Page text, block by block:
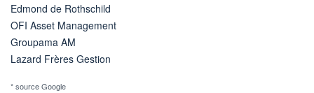
Edmond de Rothschild
OFI Asset Management
Groupama AM
Lazard Frères Gestion
* source Google